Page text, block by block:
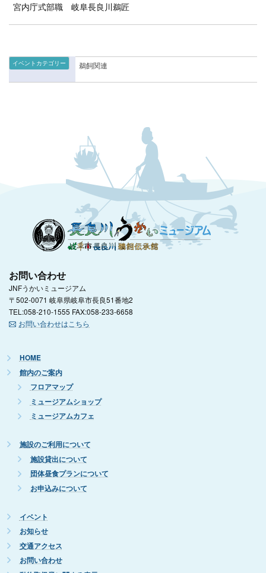
宮内庁式部職 岐阜長良川鵜匠
イベントカテゴリー 鵜飼関連
お問い合わせ
JNFうかいミュージアム
〒502-0071 岐阜県岐阜市長良51番地2
TEL:058-210-1555 FAX:058-233-6658
お問い合わせはこちら
HOME
館内のご案内
フロアマップ
ミュージアムショップ
ミュージアムカフェ
施設のご利用について
施設貸出について
団体昼食プランについて
お申込みについて
イベント
お知らせ
交通アクセス
お問い合わせ